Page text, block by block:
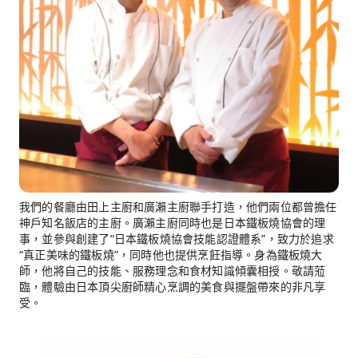
我們的餐廳由田上主廚和廣瀨主廚聯手打造，他們兩位都曾擔任
神戶知名飯店的主廚。廣瀨主廚同時也是日本鐵板燒協會的理
事，並參與創建了“日本鐵板燒協會技能認證體系”，致力於追求
“真正美味的鐵板燒”，同時他也提供烹飪指導。身為鐵板燒大
師，他將自己的技能、服務理念和食材知識傾囊相授。敬請蒞
臨，體驗由日本頂尖廚師精心烹調的美食與擺盤帶來的非凡享
受。